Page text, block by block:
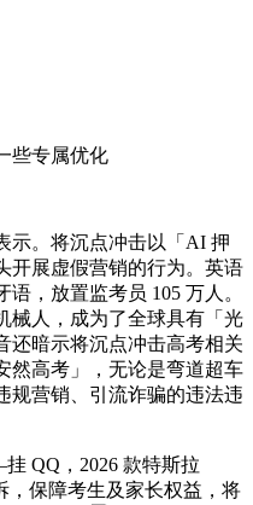
些专属优化
示。将沉点冲击以「AI 押
开展虚假营销的行为。英语
，放置监考员 105 万人。
械人，成为了全球具有「光
还暗示将沉点冲击高考相关
然高考」，无论是弯道超车
规营销、引流诈骗的违法违
QQ，2026 款特斯拉
，保障考生及家长权益，将